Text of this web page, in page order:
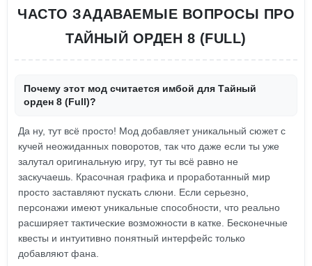
ЧАСТО ЗАДАВАЕМЫЕ ВОПРОСЫ ПРО
ТАЙНЫЙ ОРДЕН 8 (FULL)
Почему этот мод считается имбой для Тайный
орден 8 (Full)?
Да ну, тут всё просто! Мод добавляет уникальный сюжет с
кучей неожиданных поворотов, так что даже если ты уже
залутал оригинальную игру, тут ты всё равно не
заскучаешь. Красочная графика и проработанный мир
просто заставляют пускать слюни. Если серьезно,
персонажи имеют уникальные способности, что реально
расширяет тактические возможности в катке. Бесконечные
квесты и интуитивно понятный интерфейс только
добавляют фана.